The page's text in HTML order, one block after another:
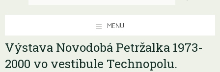
MENU
Výstava Novodobá Petržalka 1973-
2000 vo vestibule Technopolu.